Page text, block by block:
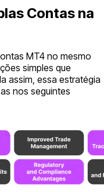
Contas na
MT4 no mesmo
simples que
assim, essa estratégia
nos seguintes